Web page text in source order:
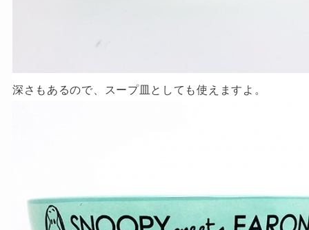
深さもあるので、スープ皿としても使えますよ。